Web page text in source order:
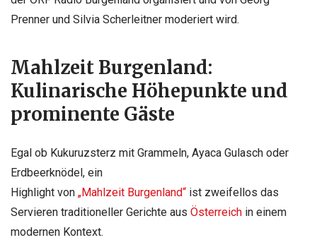
Prenner und Silvia Scherleitner moderiert wird.
Mahlzeit Burgenland:
Kulinarische Höhepunkte und
prominente Gäste
Egal ob Kukuruzsterz mit Grammeln, Ayaca Gulasch oder
Erdbeerknödel, ein
Highlight von „Mahlzeit Burgenland“ ist zweifellos das
Servieren traditioneller Gerichte aus Österreich in einem
modernen Kontext.